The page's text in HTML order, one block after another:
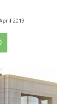
|
2019